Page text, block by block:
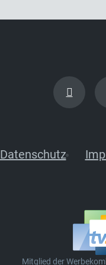
Datenschutz
Mitglied der